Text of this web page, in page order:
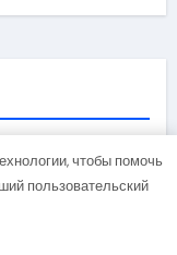
Поиск
чтобы помочь
пользовательский